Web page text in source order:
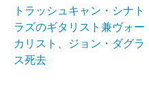
トラッシュキャン・シナト
ラズのギタリスト兼ヴォー
カリスト、ジョン・ダグラ
ス死去